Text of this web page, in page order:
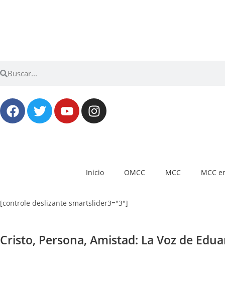
Inicio OMCC MCC MCC
[controle deslizante smartslider3="3"]
Cristo, Persona, Amistad: La Voz de